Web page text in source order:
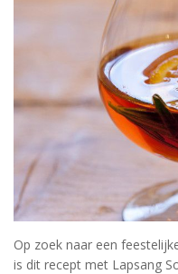
Op zoek naar een
is dit recept met Lapsang